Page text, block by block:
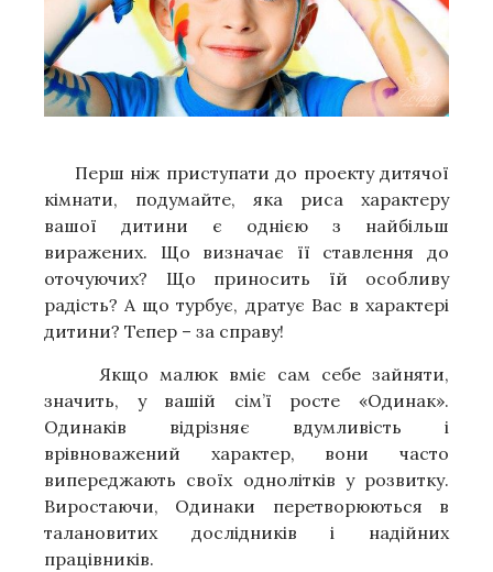
Перш ніж приступати до проекту дитячої
кімнати, подумайте, яка риса характеру
вашої дитини є однією з найбільш
виражених. Що визначає її ставлення до
оточуючих? Що приносить їй особливу
радість? А що турбує, дратує Вас в характері
дитини? Тепер – за справу!
Якщо малюк вміє сам себе зайняти,
значить, у вашій сім’ї росте «Одинак».
Одинаків відрізняє вдумливість і
врівноважений характер, вони часто
випереджають своїх однолітків у розвитку.
Виростаючи, Одинаки перетворюються в
талановитих дослідників і надійних
працівників.